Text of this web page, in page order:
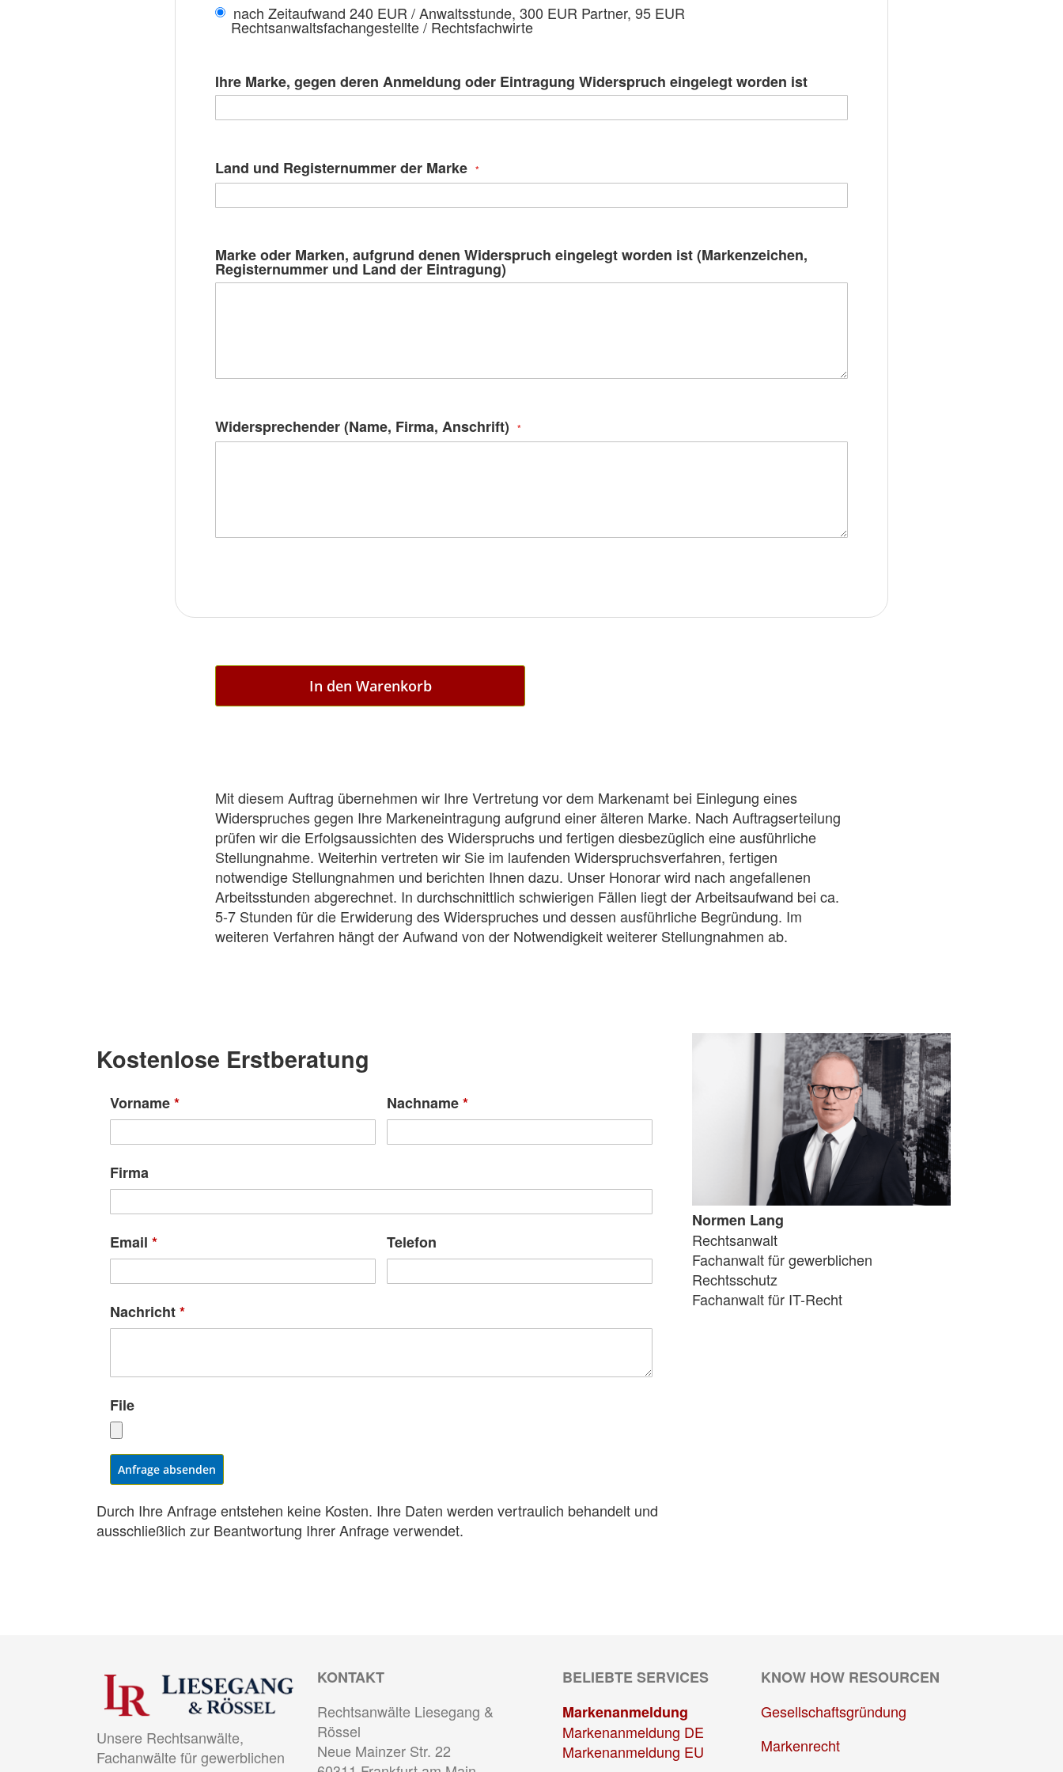
nach Zeitaufwand 240 EUR / Anwaltsstunde, 300 EUR Partner, 95 EUR
Rechtsanwaltsfachangestellte / Rechtsfachwirte
Ihre Marke, gegen deren Anmeldung oder Eintragung Widerspruch eingelegt worden ist
Land und Registernummer der Marke
Marke oder Marken, aufgrund denen Widerspruch eingelegt worden ist (Markenzeichen,
Registernummer und Land der Eintragung)
Widersprechender (Name, Firma, Anschrift)
In den Warenkorb
Mit diesem Auftrag übernehmen wir Ihre Vertretung vor dem Markenamt bei Einlegung eines
Widerspruches gegen Ihre Markeneintragung aufgrund einer älteren Marke. Nach Auftragserteilung
prüfen wir die Erfolgsaussichten des Widerspruchs und fertigen diesbezüglich eine ausführliche
Stellungnahme. Weiterhin vertreten wir Sie im laufenden Widerspruchsverfahren, fertigen
notwendige Stellungnahmen und berichten Ihnen dazu. Unser Honorar wird nach angefallenen
Arbeitsstunden abgerechnet. In durchschnittlich schwierigen Fällen liegt der Arbeitsaufwand bei ca.
5-7 Stunden für die Erwiderung des Widerspruches und dessen ausführliche Begründung. Im
weiteren Verfahren hängt der Aufwand von der Notwendigkeit weiterer Stellungnahmen ab.
Kostenlose Erstberatung
Vorname* Nachname*
Firma
Email * Telefon
Nachricht*
File
Anfrage absenden
Durch Ihre Anfrage entstehen keine Kosten. Ihre Daten werden vertraulich behandelt und
ausschließlich zur Beantwortung Ihrer Anfrage verwendet.
Normen Lang
Rechtsanwalt
Fachanwalt für gewerblichen
Rechtsschutz
Fachanwalt für IT-Recht
Unsere Rechtsanwälte,
Fachanwälte für gewerblichen
KONTAKT
Rechtsanwälte Liesegang &
Rössel
Neue Mainzer Str. 22
BELIEBTE SERVICES
Markenanmeldung
Markenanmeldung DE
Markenanmeldung EU
KNOW HOW RESOURCEN
Gesellschaftsgründung
Markenrecht